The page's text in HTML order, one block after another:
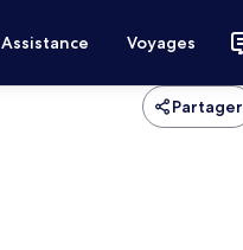
Assistance Voyages
Partager